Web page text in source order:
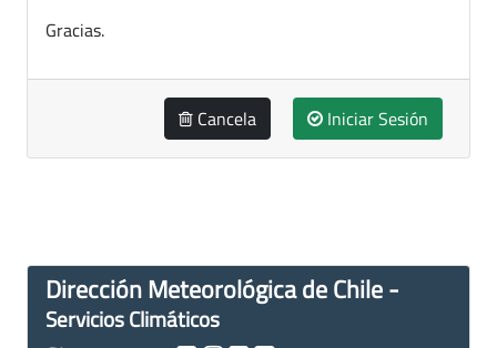
Gracias.
Cancela Iniciar Sesión
Dirección Meteorológica de Chile -
Servicios Climáticos